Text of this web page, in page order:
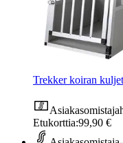
Trekker koiran
Etukorttia:99,90 €